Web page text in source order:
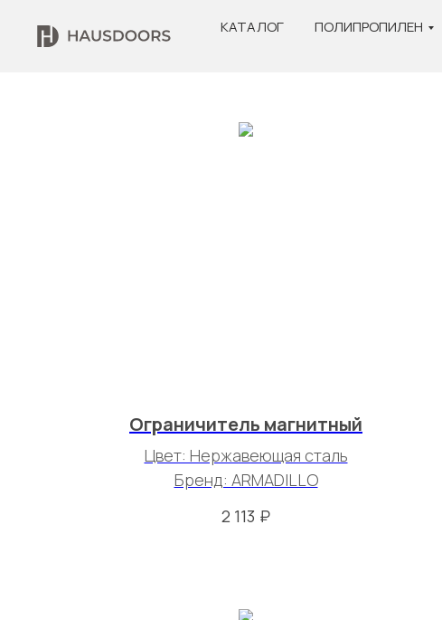
КАТАЛОГ ПОЛИПРОПИЛЕН
Ограничитель магнитный
Цвет: Нержавеющая сталь
Бренд: ARMADILLO
2 113 ₽